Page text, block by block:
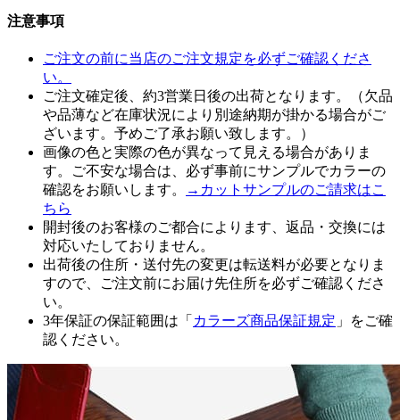
注意事項
ご注文の前に当店のご注文規定を必ずご確認くださ
い。
ご注文確定後、約3営業日後の出荷となります。（欠品
や品薄など在庫状況により別途納期が掛かる場合がご
ざいます。予めご了承お願い致します。）
画像の色と実際の色が異なって見える場合がありま
す。ご不安な場合は、必ず事前にサンプルでカラーの
確認をお願いします。
→カットサンプルのご請求はこ
ちら
開封後のお客様のご都合によります、返品・交換には
対応いたしておりません。
出荷後の住所・送付先の変更は転送料が必要となりま
すので、ご注文前にお届け先住所を必ずご確認くださ
い。
3年保証の保証範囲は「 カラーズ商品保証規定 」をご確
認ください。